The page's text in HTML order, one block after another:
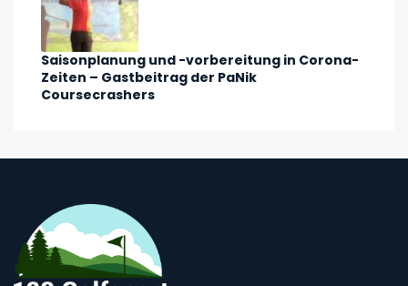
Saisonplanung und -vorbereitung in Corona-
Zeiten – Gastbeitrag der PaNik
Coursecrashers